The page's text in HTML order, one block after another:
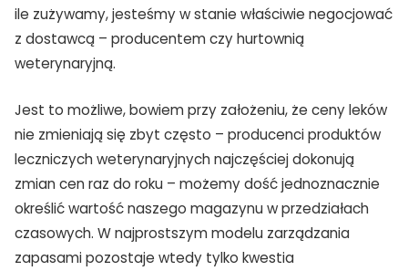
ile zużywamy, jesteśmy w stanie właściwie negocjować
z dostawcą – producentem czy hurtownią
weterynaryjną.
Jest to możliwe, bowiem przy założeniu, że ceny leków
nie zmieniają się zbyt często – producenci produktów
leczniczych weterynaryjnych najczęściej dokonują
zmian cen raz do roku – możemy dość jednoznacznie
określić wartość naszego magazynu w przedziałach
czasowych. W najprostszym modelu zarządzania
zapasami pozostaje wtedy tylko kwestia